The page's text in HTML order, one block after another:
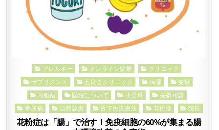
Posted
in
アレルギー オンライン診療
クリニック
サプリメント
五良会クリニック 保湿
免疫
内服薬
医院について 小児科
栄養相談
糖尿病
自費診療 舌下免疫療法 花粉症 院長
花粉症は「腸」で治す！免疫細胞の60%が集まる腸